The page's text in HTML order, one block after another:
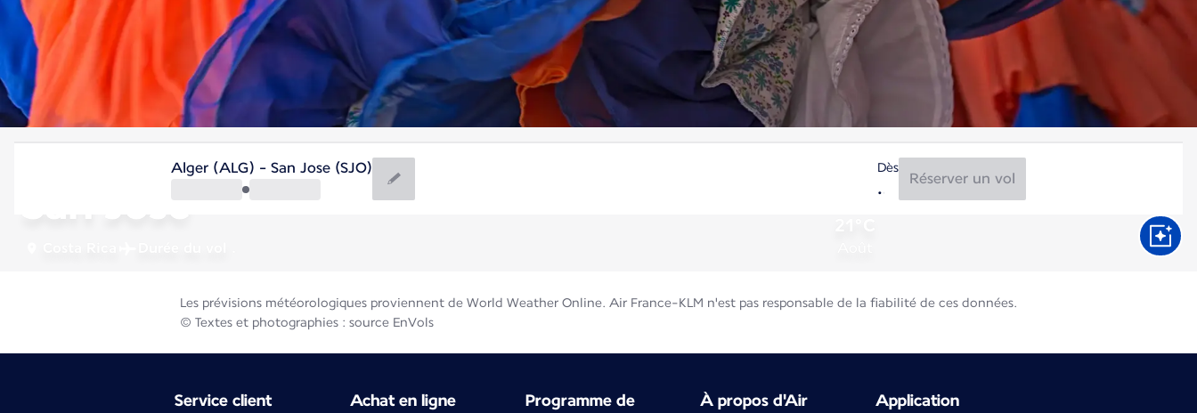
San José
Alger (ALG) - San Jose (SJO) Dès
Réserver un vol
Les prévisions météorologiques proviennent de World Weather Online. Air France-KLM n'est pas responsable de la fiabilité de ces données.
© Textes et photographies : source EnVols
Service client Achat en ligne
Programme de
À propos d'Air
Application